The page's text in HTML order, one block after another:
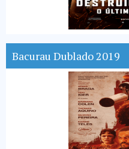
Bacurau Dublado 2019